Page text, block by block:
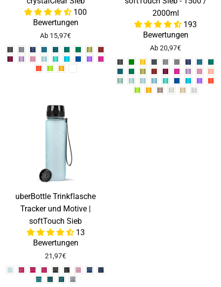
100
Bewertungen
Ab 15,97€
2000ml
193
Bewertungen
Ab 20,97€
uberBottle Trinkflasche
Tracker und Motive |
softTouch Sieb
13
Bewertungen
21,97€